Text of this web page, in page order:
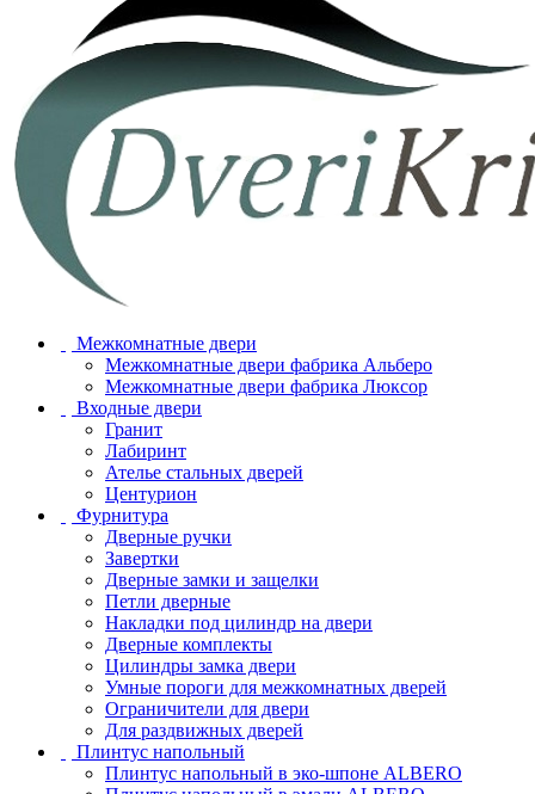
Межкомнатные двери
Межкомнатные двери фабрика Альберо
Межкомнатные двери фабрика Люксор
Входные двери
Гранит
Лабиринт
Ателье стальных дверей
Центурион
Фурнитура
Дверные ручки
Завертки
Дверные замки и защелки
Петли дверные
Накладки под цилиндр на двери
Дверные комплекты
Цилиндры замка двери
Умные пороги для межкомнатных дверей
Ограничители для двери
Для раздвижных дверей
Плинтус напольный
Плинтус напольный в эко-шпоне ALBERO